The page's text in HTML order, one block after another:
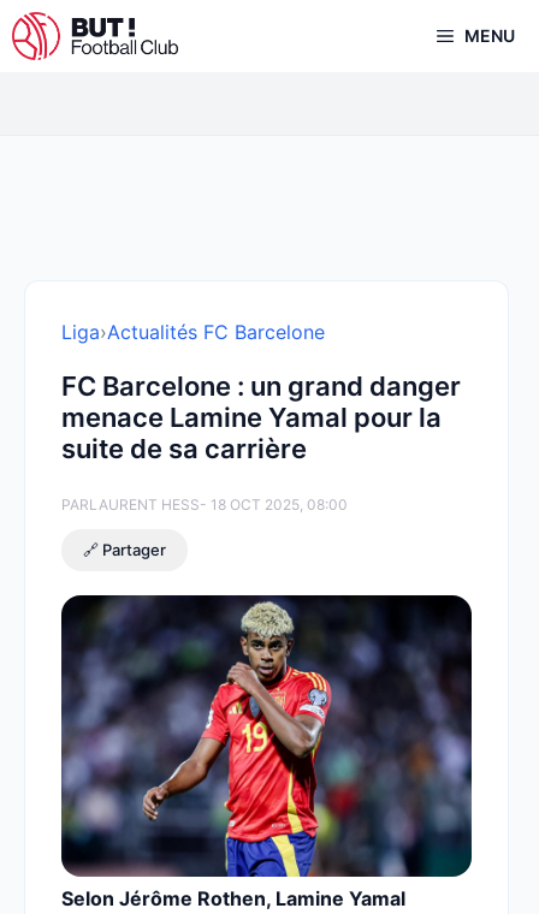
Aller
au
MENU
Liga›Actualités FC Barcelone
FC Barcelone : un grand danger
menace Lamine Yamal pour la
suite de sa carrière
PARLAURENT HESS- 18 OCT 2025, 08:00
🔗 Partager
Selon Jérôme Rothen, Lamine Yamal